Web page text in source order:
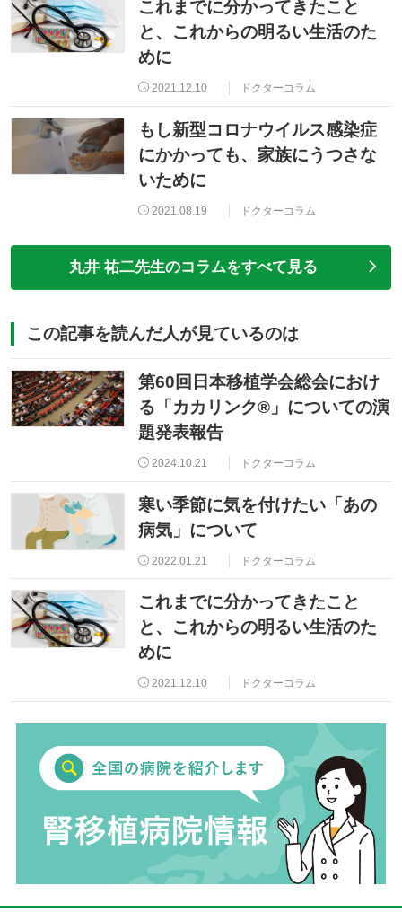
これまでに分かってきたこと
と、これからの明るい生活のた
めに
2021.12.10 ドクターコラム
もし新型コロナウイルス感染症
にかかっても、家族にうつさな
いために
2021.08.19 ドクターコラム
丸井 祐二先生のコラムをすべて見る
この記事を読んだ人が見ているのは
第60回日本移植学会総会におけ
る「カカリンク®」についての演
題発表報告
2024.10.21 ドクターコラム
寒い季節に気を付けたい「あの
病気」について
2022.01.21 ドクターコラム
これまでに分かってきたこと
と、これからの明るい生活のた
めに
2021.12.10 ドクターコラム